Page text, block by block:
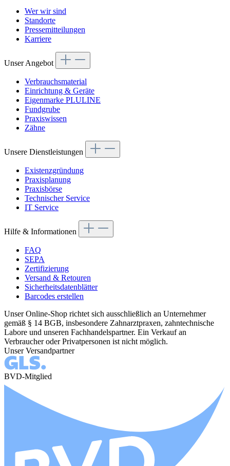
Wer wir sind
Standorte
Pressemitteilungen
Karriere
Unser Angebot
Verbrauchsmaterial
Einrichtung & Geräte
Eigenmarke PLULINE
Fundgrube
Praxiswissen
Zähne
Unsere Dienstleistungen
Existenzgründung
Praxisplanung
Praxisbörse
Technischer Service
IT Service
Hilfe & Informationen
FAQ
SEPA
Zertifizierung
Versand & Retouren
Sicherheitsdatenblätter
Barcodes erstellen
Unser Online-Shop richtet sich ausschließlich an Unternehmer
gemäß § 14 BGB, insbesondere Zahnarztpraxen, zahntechnische
Labore und unseren Fachhandelspartner. Ein Verkauf an
Verbraucher oder Privatpersonen ist nicht möglich.
Unser Versandpartner
BVD-Mitglied